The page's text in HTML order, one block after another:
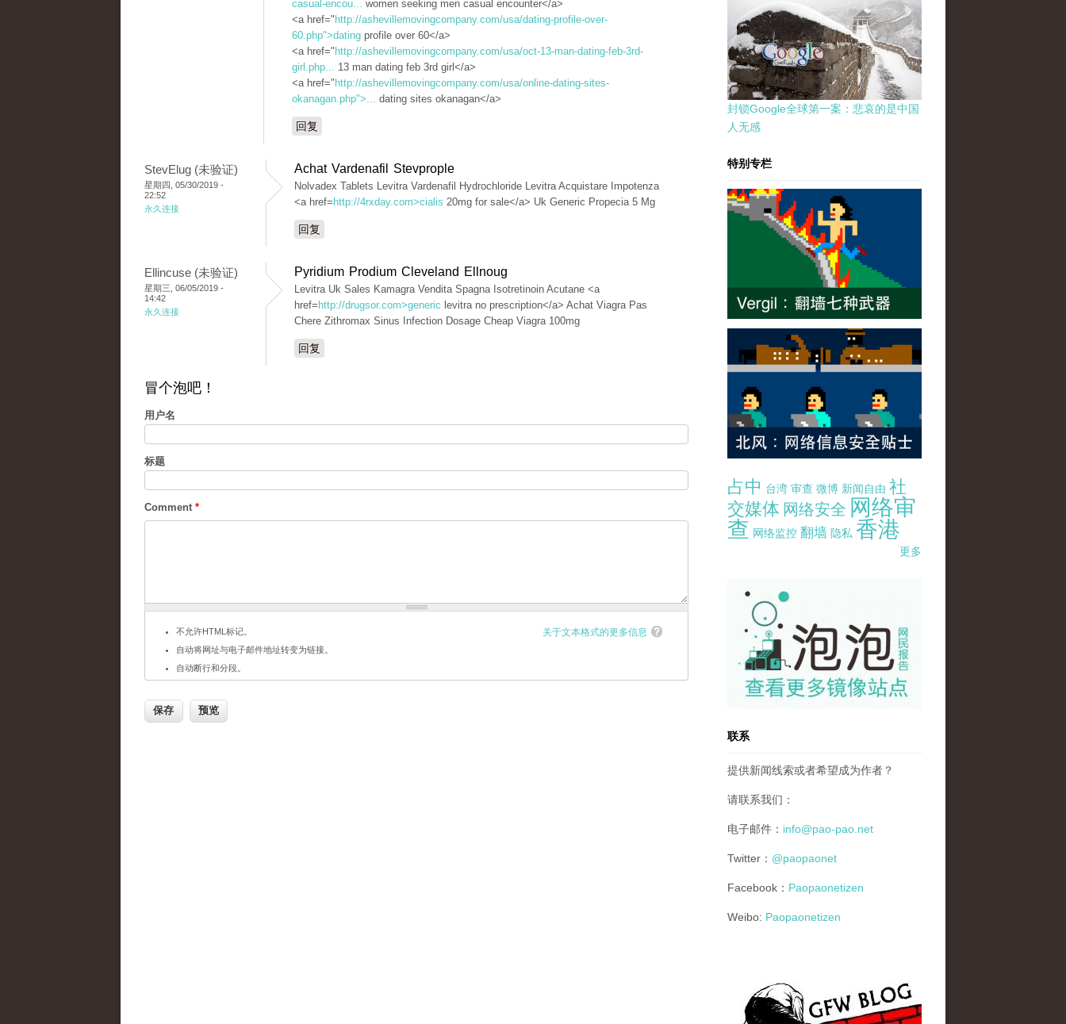
casual-encou... women seeking men casual encounter</a>
<a href=" http://ashevillemovingcompany.com/usa/dating-profile-over-
60.php">dating profile over 60</a>
<a href=" http://ashevillemovingcompany.com/usa/oct-13-man-dating-feb-3rd-
girl.php... 13 man dating feb 3rd girl</a>
<a href=" http://ashevillemovingcompany.com/usa/online-dating-sites-
okanagan.php">... dating sites okanagan</a>
回复
StevElug (未验证)
星期四, 05/30/2019 -
22:52
永久连接
Achat Vardenafil Stevprople
Nolvadex Tablets Levitra Vardenafil Hydrochloride Levitra Acquistare Impotenza
<a href= http://4rxday.com>cialis 20mg for sale</a> Uk Generic Propecia 5 Mg
回复
Ellincuse (未验证)
星期三, 06/05/2019 -
14:42
永久连接
Pyridium Prodium Cleveland Ellnoug
Levitra Uk Sales Kamagra Vendita Spagna Isotretinoin Acutane <a
href= http://drugsor.com>generic levitra no prescription</a> Achat Viagra Pas
Chere Zithromax Sinus Infection Dosage Cheap Viagra 100mg
回复
冒个泡吧！
用户名
标题
Comment *
关于文本格式的更多信息
不允许HTML标记。
自动将网址与电子邮件地址转变为链接。
自动断行和分段。
封锁Google全球第一案：悲哀的是中国
人无感
特别专栏
占中 台湾 审查 微博 新闻自由 社
交媒体 网络安全 网络审
查 网络监控 翻墙 隐私 香港
更多
pao-pao-banner-mirror-site-120814.jpg
联系
提供新闻线索或者希望成为作者？
请联系我们：
电子邮件： info@pao-pao.net
Twitter： @paopaonet
Facebook： Paopaonetizen
Weibo: Paopaonetizen
gfw_blog_small.jpg